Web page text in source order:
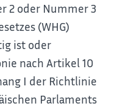
2 oder Nummer 3
(WHG)
ist oder
nach Artikel 10
I der Richtlinie
Parlaments